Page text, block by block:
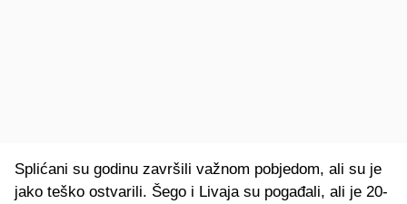
Splićani su godinu završili važnom pobjedom, ali su je
jako teško ostvarili. Šego i Livaja su pogađali, ali je 20-